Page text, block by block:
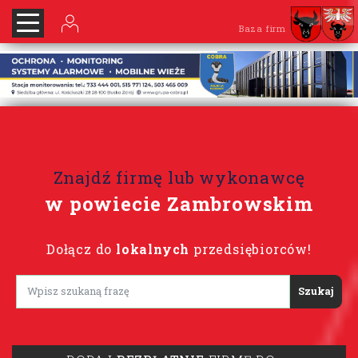
Baza firm
Znajdź firmę lub wykonawcę
w powiecie Zambrowskim
Dołącz do lokalnych przedsiębiorców!
Lorem ipsum